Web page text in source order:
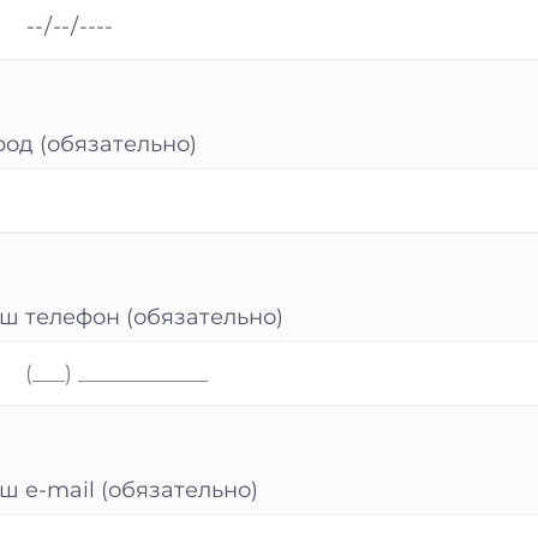
(обязательно)
телефон (обязательно)
e-mail (обязательно)